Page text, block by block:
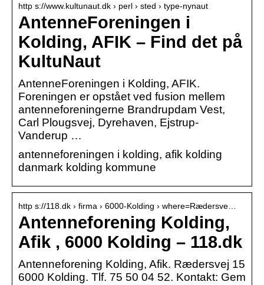
http s://www.kultunaut.dk › perl › sted › type-nynaut
AntenneForeningen i
Kolding, AFIK – Find det på
KultuNaut
AntenneForeningen i Kolding, AFIK.
Foreningen er opstået ved fusion mellem
antenneforeningerne Brandrupdam Vest,
Carl Plougsvej, Dyrehaven, Ejstrup-
Vanderup …
antenneforeningen i kolding, afik kolding
danmark kolding kommune
http s://118.dk › firma › 6000-Kolding › where=Rædersve…
Antenneforening Kolding,
Afik , 6000 Kolding – 118.dk
Antenneforening Kolding, Afik. Rædersvej 15
6000 Kolding. Tlf. 75 50 04 52. Kontakt: Gem